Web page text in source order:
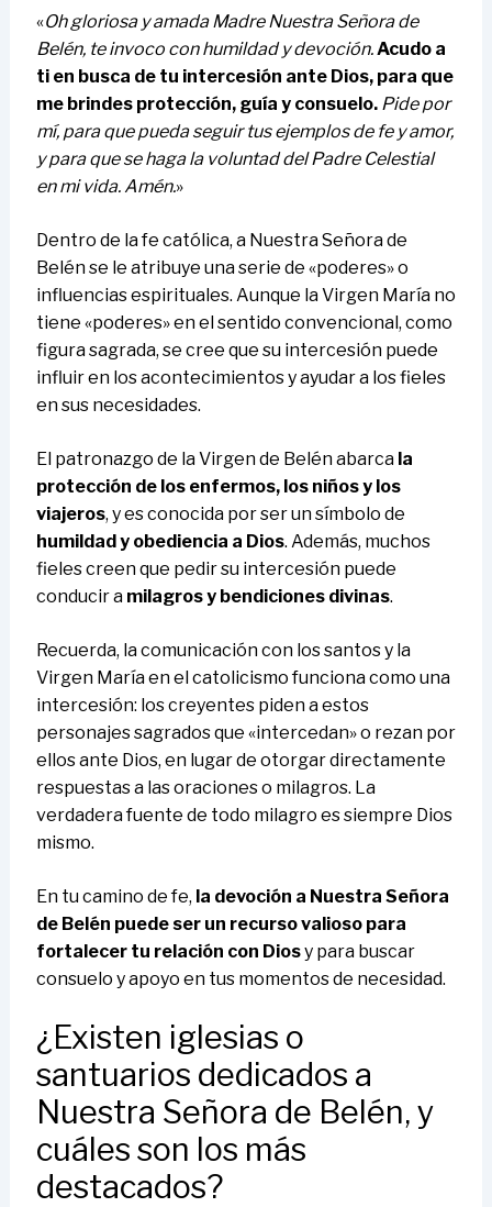
«Oh gloriosa y amada Madre Nuestra Señora de
Belén, te invoco con humildad y devoción. Acudo a
ti en busca de tu intercesión ante Dios, para que
me brindes protección, guía y consuelo. Pide por
mí, para que pueda seguir tus ejemplos de fe y amor,
y para que se haga la voluntad del Padre Celestial
en mi vida. Amén.»
Dentro de la fe católica, a Nuestra Señora de
Belén se le atribuye una serie de «poderes» o
influencias espirituales. Aunque la Virgen María no
tiene «poderes» en el sentido convencional, como
figura sagrada, se cree que su intercesión puede
influir en los acontecimientos y ayudar a los fieles
en sus necesidades.
El patronazgo de la Virgen de Belén abarca la
protección de los enfermos, los niños y los
viajeros, y es conocida por ser un símbolo de
humildad y obediencia a Dios. Además, muchos
fieles creen que pedir su intercesión puede
conducir a milagros y bendiciones divinas.
Recuerda, la comunicación con los santos y la
Virgen María en el catolicismo funciona como una
intercesión: los creyentes piden a estos
personajes sagrados que «intercedan» o rezan por
ellos ante Dios, en lugar de otorgar directamente
respuestas a las oraciones o milagros. La
verdadera fuente de todo milagro es siempre Dios
mismo.
En tu camino de fe, la devoción a Nuestra Señora
de Belén puede ser un recurso valioso para
fortalecer tu relación con Diosy para buscar
consuelo y apoyo en tus momentos de necesidad.
¿Existen iglesias o
santuarios dedicados a
Nuestra Señora de Belén, y
cuáles son los más
destacados?